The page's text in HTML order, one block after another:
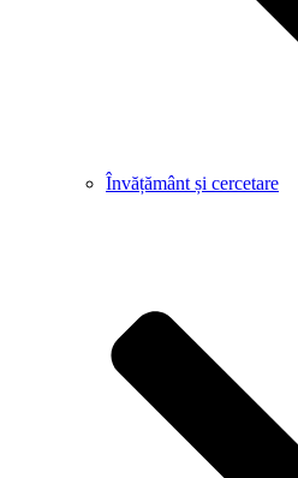
Învățământ și cercetare